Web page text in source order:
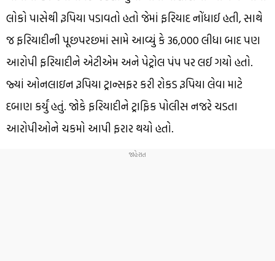
લોકો પાસેથી રૂપિયા પડાવતો હતો જેમાં ફરિયાદ નોંધાઈ હતી, સાથે
જ ફરિયાદીની પૂછપરછમાં સામે આવ્યું કે 36,000 લીધા બાદ પણ
આરોપી ફરિયાદીને એટીએમ અને પેટ્રોલ પંપ પર લઈ ગયો હતો.
જ્યાં ઓનલાઇન રૂપિયા ટ્રાન્સફર કરી રોકડ રૂપિયા લેવા માટે
દબાણ કર્યું હતું. જોકે ફરિયાદીને ટ્રાફિક પોલીસ નજરે ચડતા
આરોપીઓને ચકમો આપી ફરાર થયો હતો.